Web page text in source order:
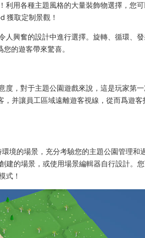
用各種主題風格的大量裝飾物選擇，您
獲取定制景觀！
興奮的設計中進行選擇。旋轉、循環、
的遊客帶來驚喜。
，對于主題公園遊戲來說，這是玩家第
并讓員工區域遠離遊客視線，從而爲遊
境的場景，充分考驗您的主題公園管理和
的場景，或使用場景編輯器自行設計。
式！